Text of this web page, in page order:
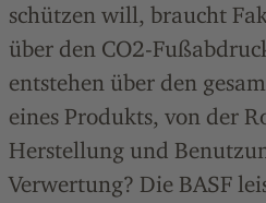
schützen will, braucht
über den CO2-
entstehen über den
eines Produkts, von der
Herstellung und
Verwertung? Die BASF